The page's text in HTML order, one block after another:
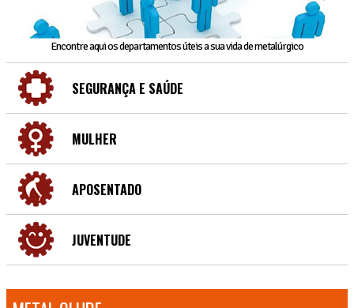
Encontre aqui os departamentos úteis a sua vida de metalúrgico
SEGURANÇA E SAÚDE
MULHER
APOSENTADO
JUVENTUDE